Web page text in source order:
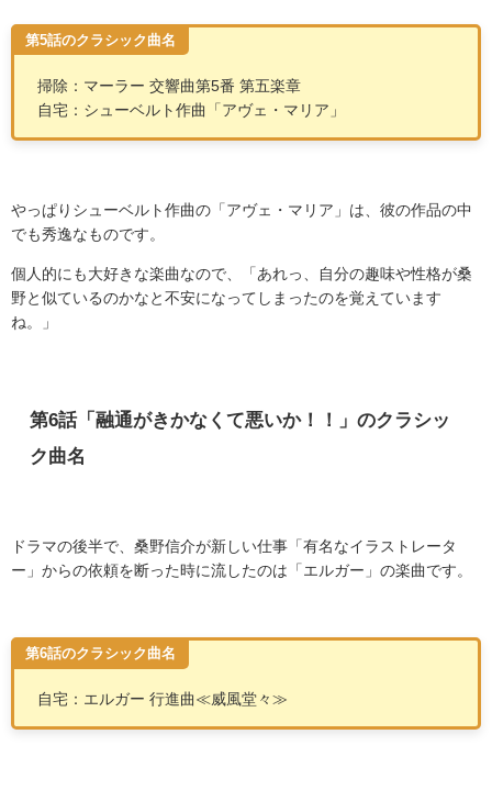
第5話のクラシック曲名
掃除：マーラー 交響曲第5番 第五楽章
自宅：シューベルト作曲「アヴェ・マリア」
やっぱりシューベルト作曲の「アヴェ・マリア」は、彼の作品の中
でも秀逸なものです。
個人的にも大好きな楽曲なので、「あれっ、自分の趣味や性格が桑
野と似ているのかなと不安になってしまったのを覚えています
ね。」
第6話「融通がきかなくて悪いか！！」のクラシッ
ク曲名
ドラマの後半で、桑野信介が新しい仕事「有名なイラストレータ
ー」からの依頼を断った時に流したのは「エルガー」の楽曲です。
第6話のクラシック曲名
自宅：エルガー 行進曲 ≪威風堂々 ≫